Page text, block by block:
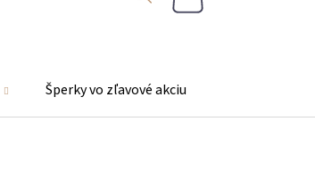
Šperky vo zľavové akciu